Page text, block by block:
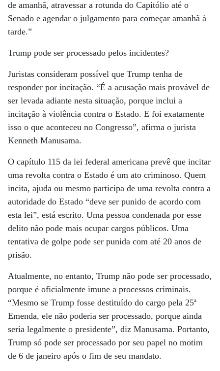
de amanhã, atravessar a rotunda do Capitólio até o
Senado e agendar o julgamento para começar amanhã à
tarde.”
Trump pode ser processado pelos incidentes?
Juristas consideram possível que Trump tenha de
responder por incitação. “É a acusação mais provável de
ser levada adiante nesta situação, porque inclui a
incitação à violência contra o Estado. E foi exatamente
isso o que aconteceu no Congresso”, afirma o jurista
Kenneth Manusama.
O capítulo 115 da lei federal americana prevê que incitar
uma revolta contra o Estado é um ato criminoso. Quem
incita, ajuda ou mesmo participa de uma revolta contra a
autoridade do Estado “deve ser punido de acordo com
esta lei”, está escrito. Uma pessoa condenada por esse
delito não pode mais ocupar cargos públicos. Uma
tentativa de golpe pode ser punida com até 20 anos de
prisão.
Atualmente, no entanto, Trump não pode ser processado,
porque é oficialmente imune a processos criminais.
“Mesmo se Trump fosse destituído do cargo pela 25ª
Emenda, ele não poderia ser processado, porque ainda
seria legalmente o presidente”, diz Manusama. Portanto,
Trump só pode ser processado por seu papel no motim
de 6 de janeiro após o fim de seu mandato.